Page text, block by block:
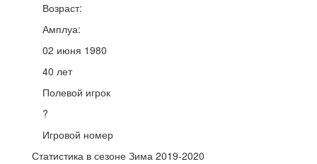
Возраст:
Амплуа:
02 июня 1980
40 лет
Полевой игрок
?
Игровой номер
Статистика в сезоне Зима 2019-2020